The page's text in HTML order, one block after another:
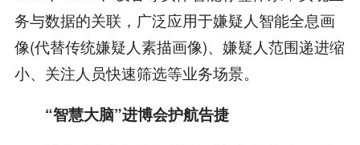
务与数据的关联，广泛应用于嫌疑人智能全息画
像(代替传统嫌疑人素描画像)、嫌疑人范围递进缩
小、关注人员快速筛选等业务场景。
“智慧大脑”进博会护航告捷